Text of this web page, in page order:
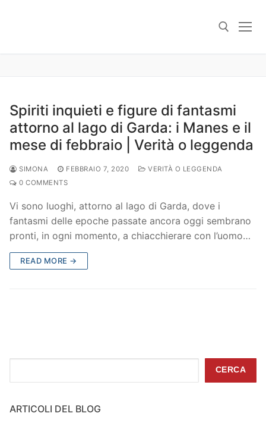
Spiriti inquieti e figure di fantasmi
attorno al lago di Garda: i Manes e il
mese di febbraio | Verità o leggenda
SIMONA FEBBRAIO 7, 2020
VERITÀ O LEGGENDA
0 COMMENTS
Vi sono luoghi, attorno al lago di Garda, dove i
fantasmi delle epoche passate ancora oggi sembrano
pronti, in ogni momento, a chiacchierare con l’uomo…
READ MORE →
CERCA
ARTICOLI DEL BLOG